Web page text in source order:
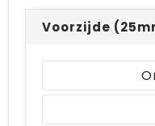
Voorzijde